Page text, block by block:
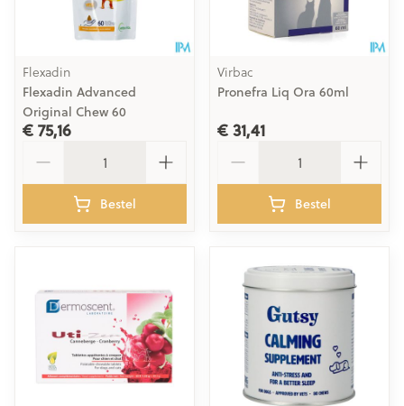
Flexadin
Flexadin Advanced
Original Chew 60
€ 75,16
Bestel
Virbac
Pronefra Liq Ora 60ml
€ 31,41
Bestel